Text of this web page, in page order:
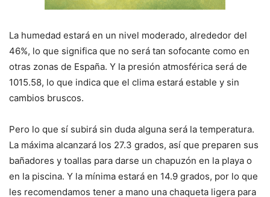
La humedad estará en un nivel moderado, alrededor del
46%, lo que significa que no será tan sofocante como en
otras zonas de España. Y la presión atmosférica será de
1015.58, lo que indica que el clima estará estable y sin
cambios bruscos.
Pero lo que sí subirá sin duda alguna será la temperatura.
La máxima alcanzará los 27.3 grados, así que preparen sus
bañadores y toallas para darse un chapuzón en la playa o
en la piscina. Y la mínima estará en 14.9 grados, por lo que
les recomendamos tener a mano una chaqueta ligera para